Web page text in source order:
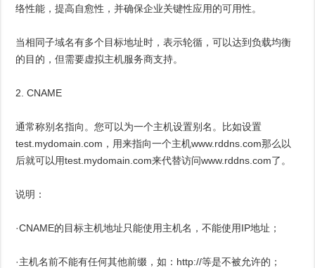
络性能，提高自愈性，并确保企业关键性应用的可用性。
当相同子域名有多个目标地址时，表示轮循，可以达到负载均衡
的目的，但需要虚拟主机服务商支持。
2. CNAME
通常称别名指向。您可以为一个主机设置别名。比如设置
test.mydomain.com，用来指向一个主机www.rddns.com那么以
后就可以用test.mydomain.com来代替访问www.rddns.com了。
说明：
·CNAME的目标主机地址只能使用主机名，不能使用IP地址；
·主机名前不能有任何其他前缀，如：http://等是不被允许的；